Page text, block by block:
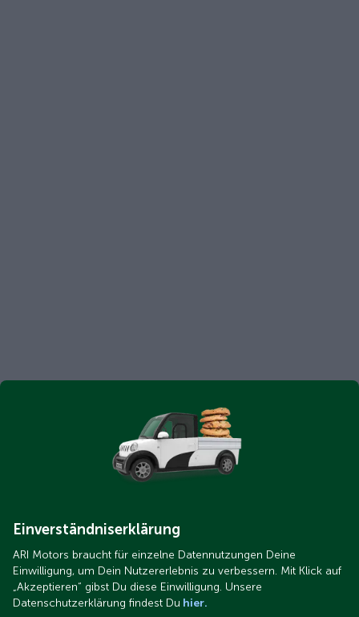
Einverständniserklärung
ARI Motors braucht für einzelne Datennutzungen Deine
Einwilligung, um Dein Nutzererlebnis zu verbessern. Mit Klick auf
„Akzeptieren“ gibst Du diese Einwilligung. Unsere
Datenschutzerklärung findest Du hier.